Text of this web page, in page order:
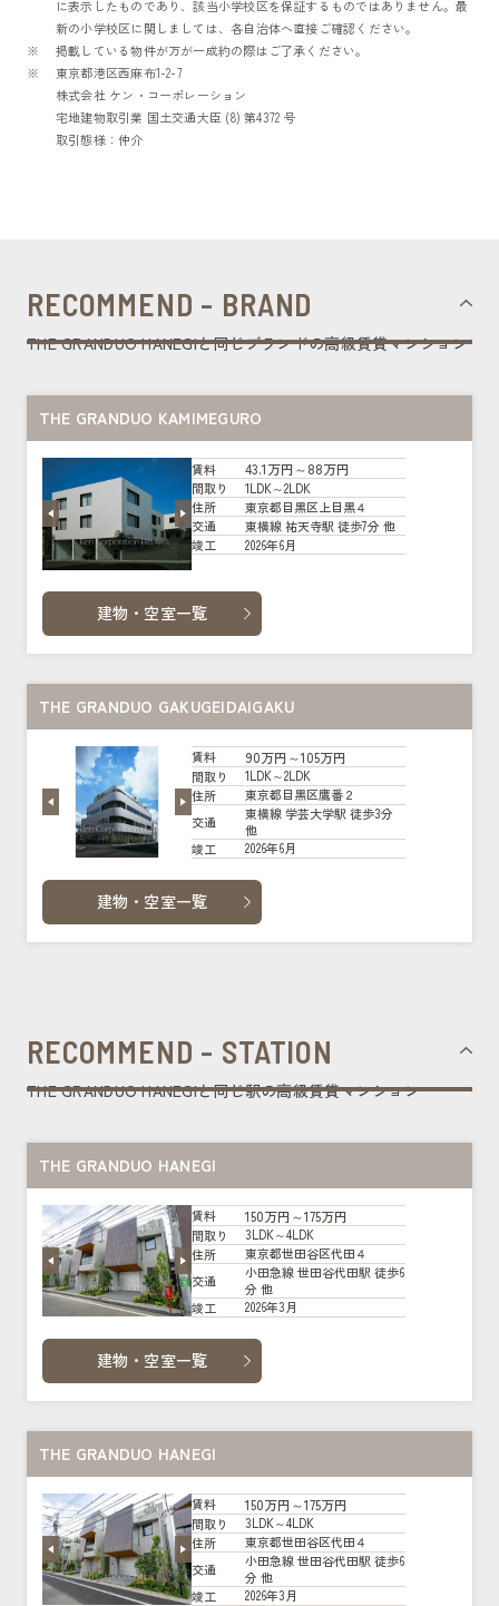
に表示したものであり、該当小学校区を保証するものではありません。最
新の小学校区に関しましては、各自治体へ直接ご確認ください。
掲載している物件が万が一成約の際はご了承ください。
東京都港区西麻布1-2-7
株式会社 ケン・コーポレーション
宅地建物取引業 国土交通大臣 (8) 第4372 号
取引態様：仲介
RECOMMEND - BRAND
THE GRANDUO HANEGIと同じブランドの高級賃貸マンション
THE GRANDUO KAMIMEGURO
賃料 43.1万円～88万円
間取り
1LDK～2LDK
住所
東京都目黒区上目黒４
交通
東横線 祐天寺駅 徒歩7分 他
竣工
2026年6月
建物・空室一覧
THE GRANDUO GAKUGEIDAIGAKU
賃料 90万円～105万円
間取り
1LDK～2LDK
住所
東京都目黒区鷹番２
交通
東横線 学芸大学駅 徒歩3分
他
竣工
2026年6月
建物・空室一覧
RECOMMEND - STATION
THE GRANDUO HANEGIと同じ駅の高級賃貸マンション
THE GRANDUO HANEGI
賃料 150万円～175万円
間取り
3LDK～4LDK
住所
東京都世田谷区代田４
交通
小田急線 世田谷代田駅 徒歩6
分 他
竣工
2026年3月
建物・空室一覧
THE GRANDUO HANEGI
賃料 150万円～175万円
間取り
3LDK～4LDK
住所
東京都世田谷区代田４
交通
小田急線 世田谷代田駅 徒歩6
分 他
竣工
2026年3月